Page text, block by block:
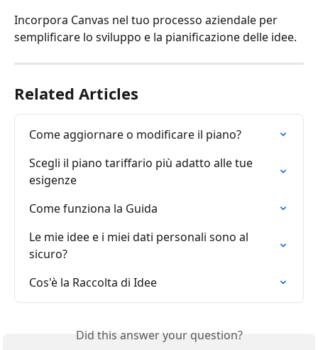
Incorpora Canvas nel tuo processo aziendale per
semplificare lo sviluppo e la pianificazione delle idee.
Related Articles
Come aggiornare o modificare il piano?
Scegli il piano tariffario più adatto alle tue
esigenze
Come funziona la Guida
Le mie idee e i miei dati personali sono al
sicuro?
Cos'è la Raccolta di Idee
Did this answer your question?